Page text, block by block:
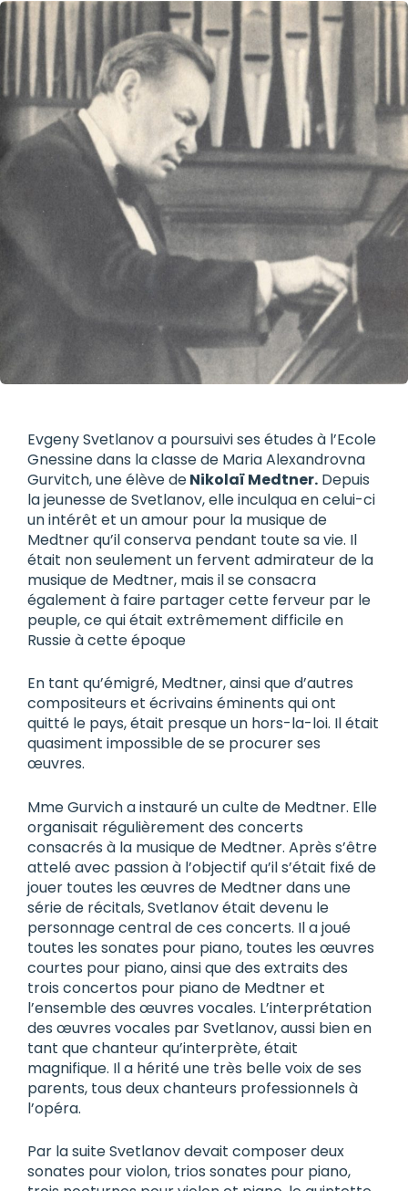
Evgeny Svetlanov a poursuivi ses études à l’Ecole
Gnessine dans la classe de Maria Alexandrovna
Gurvitch, une élève deNikolaï Medtner. Depuis
la jeunesse de Svetlanov, elle inculqua en celui-ci
un intérêt et un amour pour la musique de
Medtner qu’il conserva pendant toute sa vie. Il
était non seulement un fervent admirateur de la
musique de Medtner, mais il se consacra
également à faire partager cette ferveur par le
peuple, ce qui était extrêmement difficile en
Russie à cette époque
En tant qu’émigré, Medtner, ainsi que d’autres
compositeurs et écrivains éminents qui ont
quitté le pays, était presque un hors-la-loi. Il était
quasiment impossible de se procurer ses
œuvres.
Mme Gurvich a instauré un culte de Medtner. Elle
organisait régulièrement des concerts
consacrés à la musique de Medtner. Après s’être
attelé avec passion à l’objectif qu’il s’était fixé de
jouer toutes les œuvres de Medtner dans une
série de récitals, Svetlanov était devenu le
personnage central de ces concerts. Il a joué
toutes les sonates pour piano, toutes les œuvres
courtes pour piano, ainsi que des extraits des
trois concertos pour piano de Medtner et
l’ensemble des œuvres vocales. L’interprétation
des œuvres vocales par Svetlanov, aussi bien en
tant que chanteur qu’interprète, était
magnifique. Il a hérité une très belle voix de ses
parents, tous deux chanteurs professionnels à
l’opéra.
Par la suite Svetlanov devait composer deux
sonates pour violon, trios sonates pour piano,